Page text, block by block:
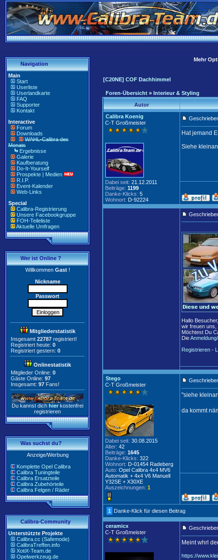
Navigation
Main
Start
Userliste
Userlandkarte
FAQ
Supporter
Kontakt
Interactive
Forum
Downloads
WAHL-Calibra des
Monats
Ergebnisse
Galerie
Kaufberatung
Do-It-Yourself
Prospekte | Medien
R.I.P.
Event-Kalender
Web-Links
Special
Calibra-Registrierung
Unsere Facebookgruppe
FOH-Teileliste
Aktuelle Umfragen
Wer ist Online ?
WillkommenGast!
Nickname
Passwort
Mitgliederstatistik
Insgesamt 22787 registriert!
Registriert heute: 0
Registriert gestern: 0
Onlinestatistik
Mitglieder Online: 0
Gäste Online: 97
Insgesamt: 97 Fans!
Du kannst dich hier kostenfrei
registrieren
Was suchst du?
Anzeige/Werbung
Komplette Opel Calibra
Calibra Tuningteile
Calibra Ersatzteile
Calibra Zubehörteile
Calibra Felgen / Räder
Calibra-Community
Unterstützte Projekte
Calibra.cc (Safemode)
CalibraTreffen.info
XotiX-Team.de
Opelwerkzeug.de
Mehr
[C20NE] COF Dachhimmel
Foren-Übersicht » Interieur & Styling
Autor
Calibra Koenig
C-T Großmeister
Dabei seit: 21.12.2011
Beiträge: 1199
Danke-Klicks: 5
Wohnort: D-92224
Hat jemand
Siehe
Hallo Besucher,
wir freuen
Möchtest Du
Die
Registrieren -
Stego
C-T Großmeister
Dabei seit: 30.08.2015
Alter: 42
Beiträge: 1645
Danke-Klicks: 322
Wohnort: D-01454 Radeberg
Auto: Opel Calibra 4x4 MV6
Automatik + 4x4 V6 Manuell
Y32SE + X30XE
Auszeichnungen: 1
"siehe
da kommt
1 Danke-Klick für diesen Beitrag
ceramicx
C-T Großmeister
Meint whrl
https://